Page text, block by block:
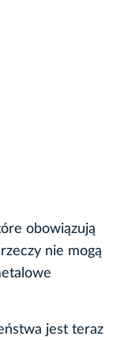
obowiązują
nie mogą
jest teraz